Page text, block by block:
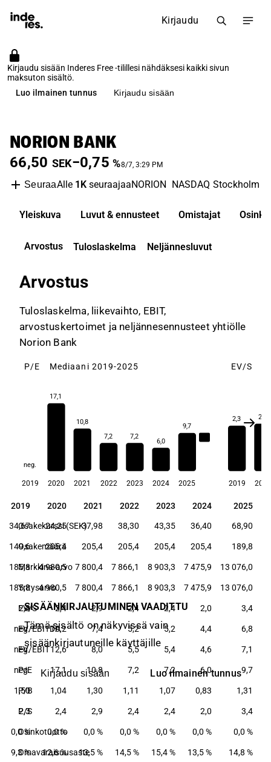
Kirjaudu
Kirjaudu sisään Inderes Free -tilillesi nähdäksesi kaikki sivun
maksuton sisältö.
Luo ilmainen tunnus
Kirjaudu sisään
NORION BANK
66,50 SEK−0,75 %8/7, 3:29 PM
SeuraaAlle 1KseuraajaaNORION NASDAQ Stockholm
Yleiskuva Luvut & ennusteet Omistajat Osinko
Arvostus Tuloslaskelma Neljännesluvut
Arvostus
Tuloslaskelma, liikevaihto, EBIT,
arvostuskertoimet ja neljännesennusteet yhtiölle
Norion Bank
P/E Mediaani 2019-2025
neg.
17,1
10,8
7,2
7,2
6,0
9,7
2019 2020 2021 2022 2023 2024 2025
EV/S
2,3 2,4
2019 2020
2019 2020 2021 2022 2023 2024 2025
2019 2020 2021 2022 2023 2024 2025
Osakekurssi (SEK)
34,67 24,25 37,98 38,30 43,35 36,40 68,90
Osakemäärä
149,6 205,4 205,4 205,4 205,4 205,4 189,8
Markkina-arvo
5 185,8 4 980,5 7 800,4 7 866,1 8 903,3 7 475,9 13 076,0
Yritysarvo
5 185,8 4 980,5 7 800,4 7 866,1 8 903,3 7 475,9 13 076,0
EV/S
2,3 2,4 2,9 2,4 2,4 2,0 3,4
EV/EBITDA
neg. 10,2 7,4 5,2 5,2 4,4 6,8
EV/EBIT
neg. 12,6 8,0 5,5 5,4 4,6 7,1
P/E
neg. 17,1 10,8 7,2 7,2 6,0 9,7
P/B
1,50 1,04 1,30 1,11 1,07 0,83 1,31
P/S
2,3 2,4 2,9 2,4 2,4 2,0 3,4
Osinkotuotto
0,0 % 0,0 % 0,0 % 0,0 % 0,0 % 0,0 % 0,0 %
Omavaraisuusaste
9,3 % 12,6 % 13,5 % 14,5 % 15,4 % 13,5 % 14,8 %
SISÄÄNKIRJAUTUMINEN VAADITTU
Tämä sisältö on näkyvissä vain
sisäänkirjautuneille käyttäjille
Kirjaudu sisään Luo ilmainen tunnus